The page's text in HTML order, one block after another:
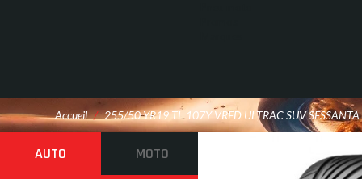
Accueil / 255/50 YR19 TL 107Y VRED ULTRAC SUV SESSANTA
AUTO MOTO